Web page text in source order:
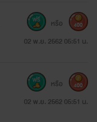
02 พ.ย. 2562 05:51 น.
หรือ 400
02 พ.ย. 2562 05:51 น.
หรือ 400